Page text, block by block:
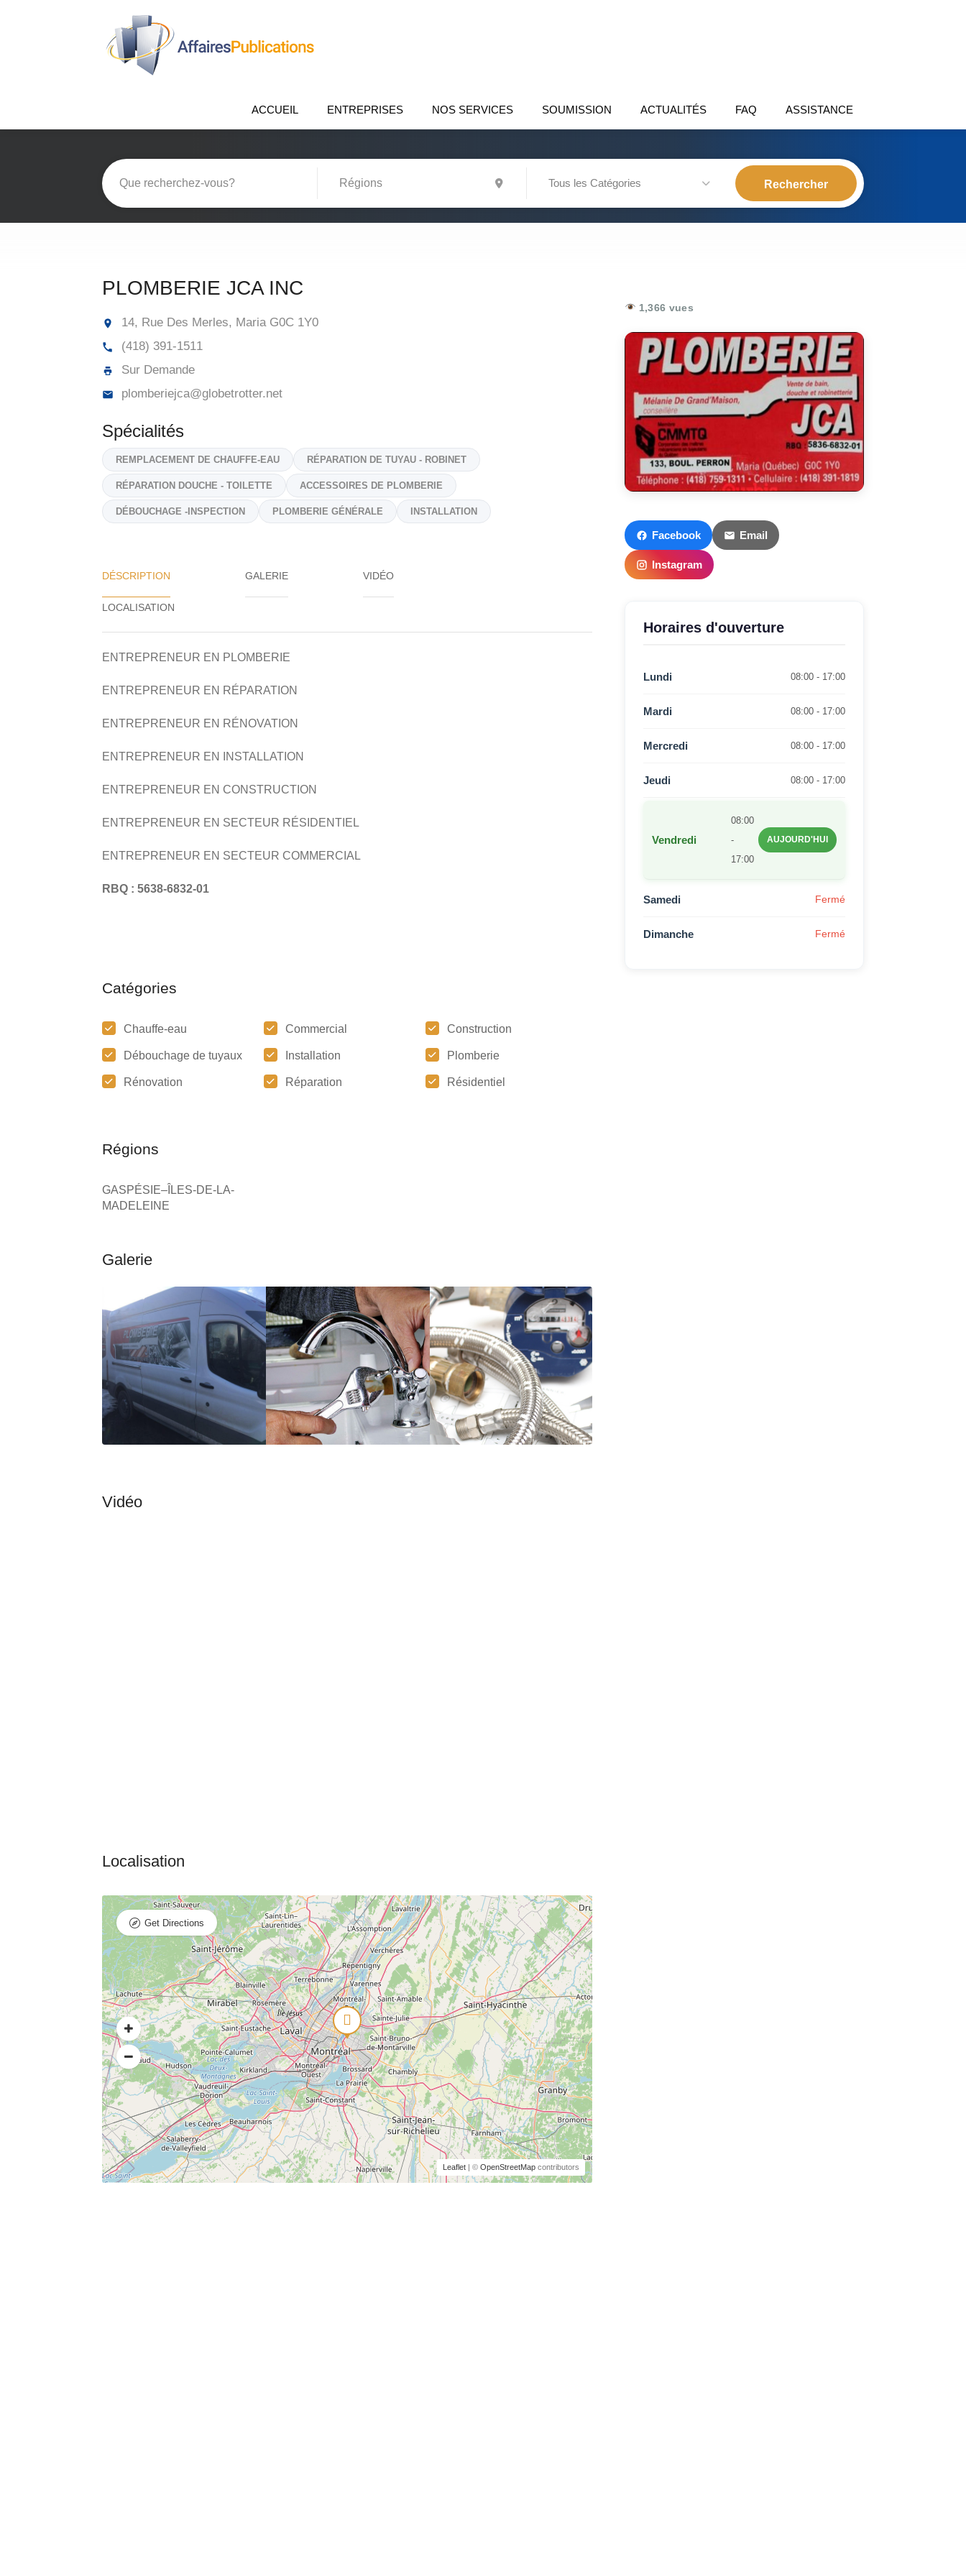
ACCUEIL ENTREPRISES NOS SERVICES SOUMISSION ACTUALITÉS FAQ ASSISTANCE
Tous les Catégories
PLOMBERIE JCA INC
14, Rue Des Merles, MariaG0C 1Y0
(418) 391-1511
Sur Demande
plomberiejca@globetrotter.net
Spécialités
REMPLACEMENT DE CHAUFFE-EAU RÉPARATION DE TUYAU - ROBINET
RÉPARATION DOUCHE - TOILETTE ACCESSOIRES DE PLOMBERIE
DÉBOUCHAGE -INSPECTION PLOMBERIE GÉNÉRALE INSTALLATION
DÉSCRIPTION GALERIE VIDÉO
ENTREPRENEUR EN PLOMBERIE
ENTREPRENEUR EN RÉPARATION
ENTREPRENEUR EN RÉNOVATION
ENTREPRENEUR EN INSTALLATION
ENTREPRENEUR EN CONSTRUCTION
ENTREPRENEUR EN SECTEUR RÉSIDENTIEL
ENTREPRENEUR EN SECTEUR COMMERCIAL
RBQ : 5638-6832-01
Catégories
Chauffe-eau Commercial Construction
Débouchage de tuyaux Installation Plomberie
Rénovation Réparation Résidentiel
Régions
GASPÉSIE–ÎLES-DE-LA-
MADELEINE
Leaflet| © OpenStreetMapcontributors
Get Directions
1,366 vues
Facebook Email
Instagram
Horaires d'ouverture
Lundi 08:00 - 17:00
Mardi 08:00 - 17:00
Mercredi 08:00 - 17:00
Jeudi 08:00 - 17:00
Vendredi
08:00
-
17:00
AUJOURD'HUI
Samedi Fermé
Dimanche Fermé